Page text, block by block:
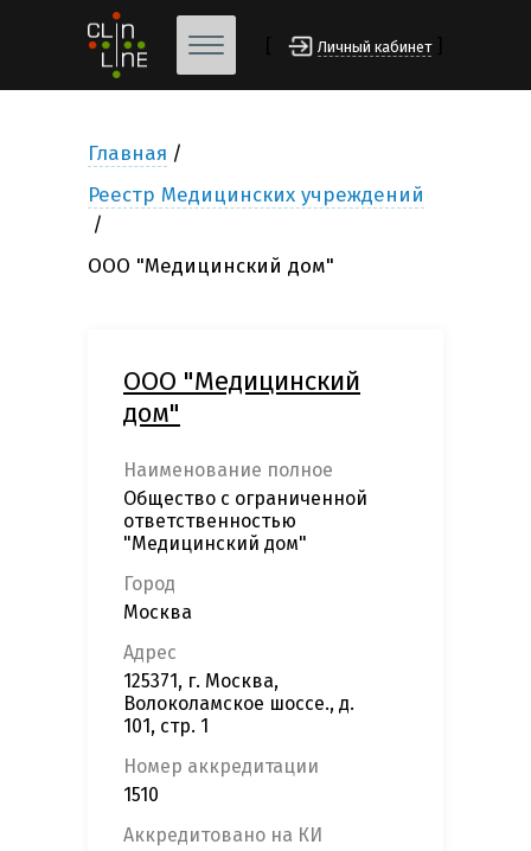
Личный кабинет
Главная
Реестр Медицинских учреждений
ООО "Медицинский дом"
ООО "Медицинский
дом"
Наименование полное
Общество с ограниченной
ответственностью
"Медицинский дом"
Город
Москва
Адрес
125371, г. Москва,
Волоколамское шоссе., д.
101, стр. 1
Номер аккредитации
1510
Аккредитовано на КИ